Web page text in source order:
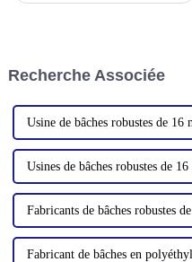
Recherche Associée
Usine de bâches robustes de 16
Usines de bâches robustes de
Fabricants de bâches robustes
Fabricant de bâches en